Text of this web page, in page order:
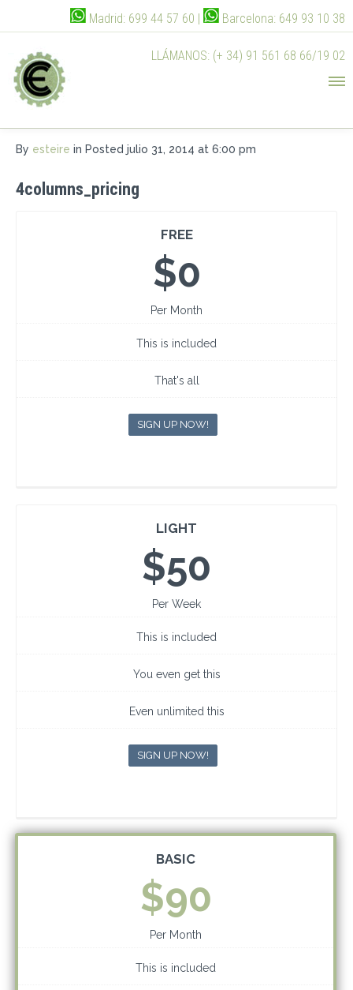
Madrid: 699 44 57 60 | Barcelona: 649 93 10 38
LLÁMANOS: (+ 34) 91 561 68 66/19 02
By esteire in Posted julio 31, 2014 at 6:00 pm
4columns_pricing
FREE
$0
Per Month
This is included
That's all
SIGN UP NOW!
LIGHT
$50
Per Week
This is included
You even get this
Even unlimited this
SIGN UP NOW!
BASIC
$90
Per Month
This is included